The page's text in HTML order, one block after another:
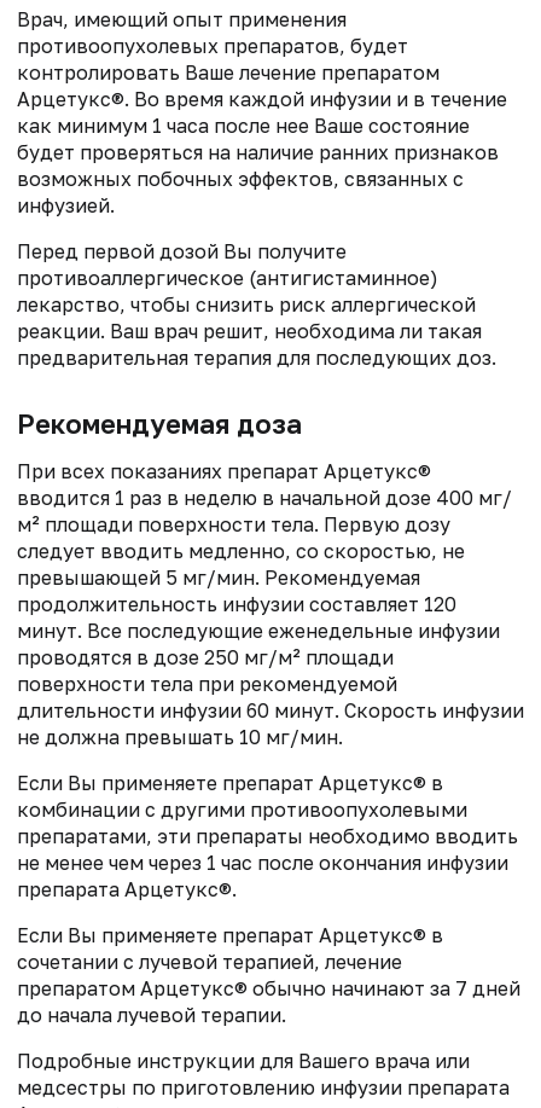
Врач, имеющий опыт применения
противоопухолевых препаратов, будет
контролировать Ваше лечение препаратом
Арцетукс®. Во время каждой инфузии и в течение
как минимум 1 часа после нее Ваше состояние
будет проверяться на наличие ранних признаков
возможных побочных эффектов, связанных с
инфузией.
Перед первой дозой Вы получите
противоаллергическое (антигистаминное)
лекарство, чтобы снизить риск аллергической
реакции. Ваш врач решит, необходима ли такая
предварительная терапия для последующих доз.
Рекомендуемая доза
При всех показаниях препарат Арцетукс®
вводится 1 раз в неделю в начальной дозе 400 мг/
м² площади поверхности тела. Первую дозу
следует вводить медленно, со скоростью, не
превышающей 5 мг/мин. Рекомендуемая
продолжительность инфузии составляет 120
минут. Все последующие еженедельные инфузии
проводятся в дозе 250 мг/м² площади
поверхности тела при рекомендуемой
длительности инфузии 60 минут. Скорость инфузии
не должна превышать 10 мг/мин.
Если Вы применяете препарат Арцетукс® в
комбинации с другими противоопухолевыми
препаратами, эти препараты необходимо вводить
не менее чем через 1 час после окончания инфузии
препарата Арцетукс®.
Если Вы применяете препарат Арцетукс® в
сочетании с лучевой терапией, лечение
препаратом Арцетукс® обычно начинают за 7 дней
до начала лучевой терапии.
Подробные инструкции для Вашего врача или
медсестры по приготовлению инфузии препарата